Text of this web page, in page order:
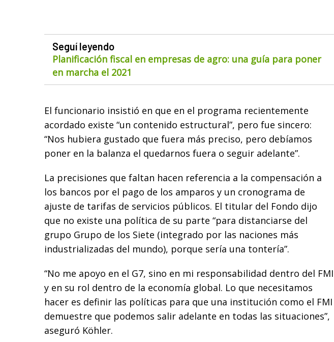
Seguí leyendo
Planificación fiscal en empresas de agro: una guía para poner
en marcha el 2021
El funcionario insistió en que en el programa recientemente
acordado existe “un contenido estructural”, pero fue sincero:
“Nos hubiera gustado que fuera más preciso, pero debíamos
poner en la balanza el quedarnos fuera o seguir adelante”.
La precisiones que faltan hacen referencia a la compensación a
los bancos por el pago de los amparos y un cronograma de
ajuste de tarifas de servicios públicos. El titular del Fondo dijo
que no existe una política de su parte “para distanciarse del
grupo Grupo de los Siete (integrado por las naciones más
industrializadas del mundo), porque sería una tontería”.
“No me apoyo en el G7, sino en mi responsabilidad dentro del FMI
y en su rol dentro de la economía global. Lo que necesitamos
hacer es definir las políticas para que una institución como el FMI
demuestre que podemos salir adelante en todas las situaciones”,
aseguró Köhler.